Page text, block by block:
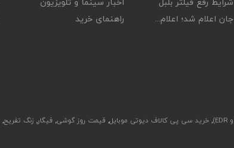
جان اعلام شد؛ اعلام...
راهنمای خرید
, خرید سی پی کالاف دیوتی موبایل, قیمت روز گوشی, فیگار, زنگ تفریح,